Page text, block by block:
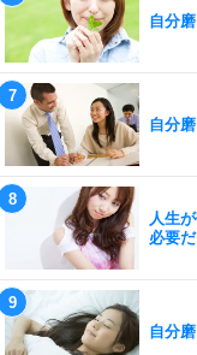
自分
自分
人生
必要だ
自分